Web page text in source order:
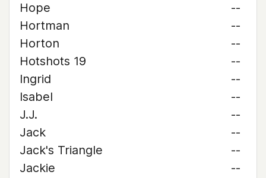
Hope
--
Hortman
--
Horton
--
Hotshots 19
--
Ingrid
--
Isabel
--
J.J.
--
Jack
--
Jack's Triangle
--
Jackie
--